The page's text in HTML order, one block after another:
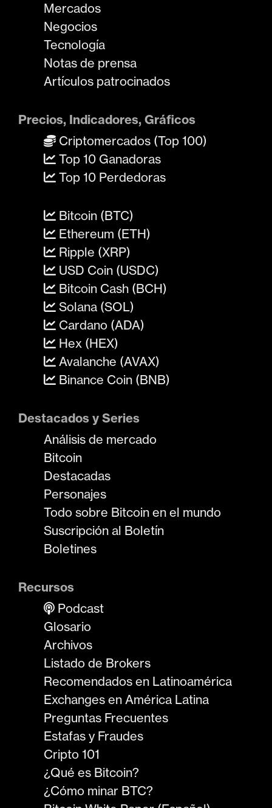
Mercados
Negocios
Tecnología
Notas de prensa
Artículos patrocinados
Precios, Indicadores, Gráficos
Criptomercados (Top 100)
Top 10 Ganadoras
Top 10 Perdedoras
Bitcoin (BTC)
Ethereum (ETH)
Ripple (XRP)
USD Coin (USDC)
Bitcoin Cash (BCH)
Solana (SOL)
Cardano (ADA)
Hex (HEX)
Avalanche (AVAX)
Binance Coin (BNB)
Destacados y Series
Análisis de mercado
Bitcoin
Destacadas
Personajes
Todo sobre Bitcoin en el mundo
Suscripción al Boletín
Boletines
Recursos
Podcast
Glosario
Archivos
Listado de Brokers
Recomendados en Latinoamérica
Exchanges en América Latina
Preguntas Frecuentes
Estafas y Fraudes
Cripto 101
¿Qué es Bitcoin?
¿Cómo minar BTC?